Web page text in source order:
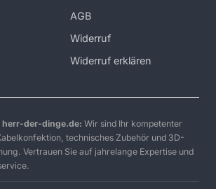
AGB
Widerruf
Widerruf erklären
herr-der-dinge.de: Wir sind Ihr kompetenter
technisches Zubehör und 3D-
Vertrauen Sie auf jahrelange Expertise und